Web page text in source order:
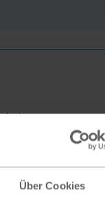
Über Cookies
bei.